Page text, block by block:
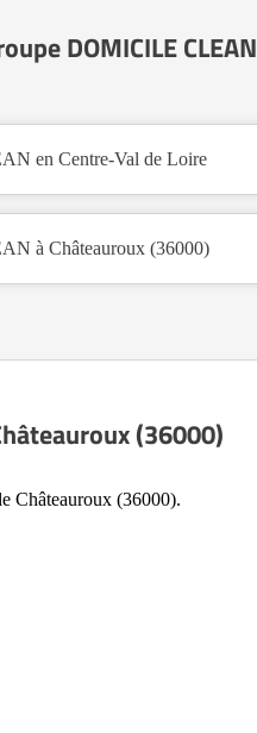
DOMICILE CLEAN
en Centre-Val de Loire
à Châteauroux (36000)
(36000)
Châteauroux (36000).